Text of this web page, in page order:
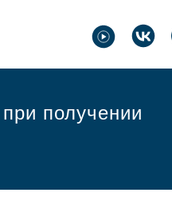
получении